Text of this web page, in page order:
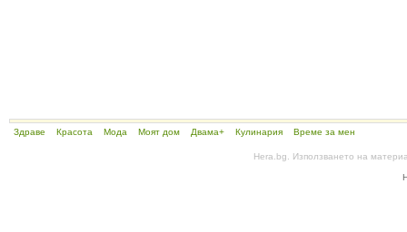
Здраве Красота Мода Моят дом Двама+ Кулинария Време за мен
Hera.bg. Използването на